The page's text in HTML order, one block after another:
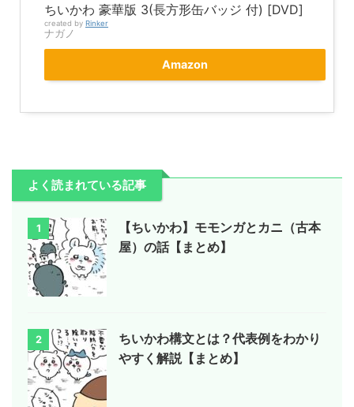
ちいかわ 豪華版 3(長方形缶バッジ 付) [DVD]
created by Rinker
ナガノ
Amazon
よく読まれている記事
1
【ちいかわ】モモンガとカニ（古本
屋）の話【まとめ】
2
ちいかわ構文とは？代表例をわかり
やすく解説【まとめ】